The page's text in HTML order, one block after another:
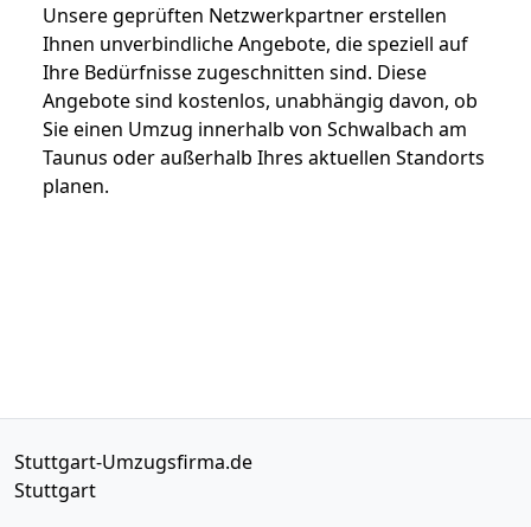
Unsere geprüften Netzwerkpartner erstellen
Ihnen unverbindliche Angebote, die speziell auf
Ihre Bedürfnisse zugeschnitten sind. Diese
Angebote sind kostenlos, unabhängig davon, ob
Sie einen Umzug innerhalb von Schwalbach am
Taunus oder außerhalb Ihres aktuellen Standorts
planen.
Stuttgart-Umzugsfirma.de
Stuttgart